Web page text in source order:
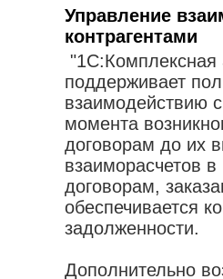
Управление
контрагентами
"1С:Комплексная
поддерживает
взаимодействию
момента
договорам до их
взаиморасчетов
договорам,
обеспечивается
задолженности.
Дополнительно